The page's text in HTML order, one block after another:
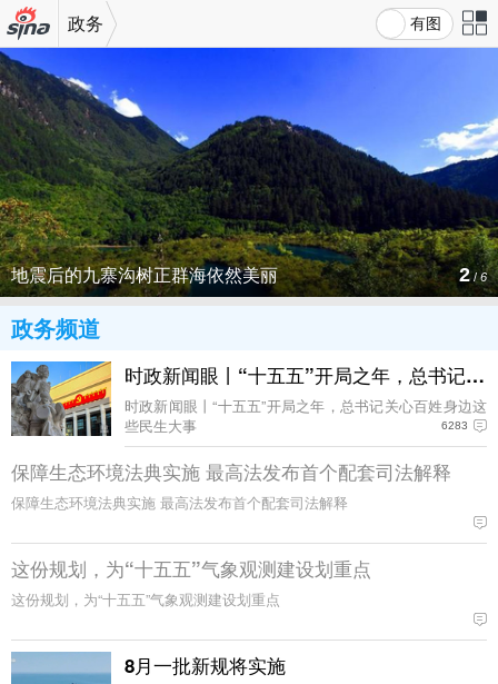
机新浪
网
有图
政务
地震后的九寨沟树正群海依然美丽 2/6
政务频道
时政新闻眼丨“十五五”开局之年，总书记关
时政新闻眼丨“十五五”开局之年，总书记关心百姓身边这
些民生大事
6283
保障生态环境法典实施 最高法发布首个配套司法解释
保障生态环境法典实施 最高法发布首个配套司法解释
这份规划，为“十五五”气象观测建设划重点
这份规划，为“十五五”气象观测建设划重点
8月一批新规将实施